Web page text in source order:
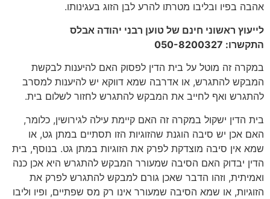
אהבה בפיו ובליבו מטרתו להרע לבן הזוג בעגינותו.
לייעוץ ראשוני חינם של טוען רבני יהודה אבלס
התקשרו: 050-8200327
במקרה זה מוטל על בית הדין לפסוק האם להיענות לבקשת
המבקש להתגרש, או אדרבה שמא דווקא יש להיענות למסרב
להתגרש ואף לחייב את המבקש להתגרש לחזור לשלום בית.
בית הדין ישקול במקרה זה האם קיימת עילה לגירושין, כלומר,
האם אכן יש סיבה הוגנת שהזוגיות הזו תסתיים במתן גט, או
שמא אין סיבה מוצדקת לפרק את הזוגיות במתן גט. בנוסף, בית
הדין יבדוק האם הסיבה שמעורר המבקש להתגרש היא אכן כנה
ואמיתית, וזהו הדבר שאכן גורם למבקש להתגרש לפרק את
הזוגיות, או שמא הסיבה שמעורר אינו רק מס שפתיים, ופיו וליבו